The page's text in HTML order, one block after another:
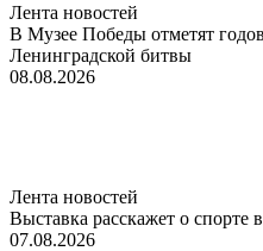
Лента новостей
В Музее Победы отметят
Ленинградской битвы
08.08.2026
Лента новостей
Выставка расскажет о спорте
07.08.2026